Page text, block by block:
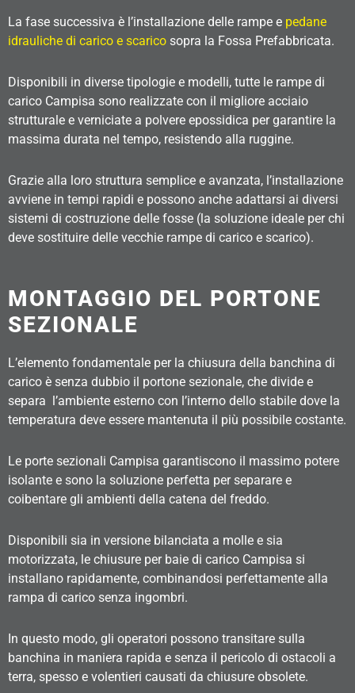
La fase successiva è l’installazione delle rampe e pedane
idrauliche di carico e scarico sopra la Fossa Prefabbricata.
Disponibili in diverse tipologie e modelli, tutte le rampe di
carico Campisa sono realizzate con il migliore acciaio
strutturale e verniciate a polvere epossidica per garantire la
massima durata nel tempo, resistendo alla ruggine.
Grazie alla loro struttura semplice e avanzata, l’installazione
avviene in tempi rapidi e possono anche adattarsi ai diversi
sistemi di costruzione delle fosse (la soluzione ideale per chi
deve sostituire delle vecchie rampe di carico e scarico).
MONTAGGIO DEL PORTONE
SEZIONALE
L’elemento fondamentale per la chiusura della banchina di
carico è senza dubbio il portone sezionale, che divide e
separa l’ambiente esterno con l’interno dello stabile dove la
temperatura deve essere mantenuta il più possibile costante.
Le porte sezionali Campisa garantiscono il massimo potere
isolante e sono la soluzione perfetta per separare e
coibentare gli ambienti della catena del freddo.
Disponibili sia in versione bilanciata a molle e sia
motorizzata, le chiusure per baie di carico Campisa si
installano rapidamente, combinandosi perfettamente alla
rampa di carico senza ingombri.
In questo modo, gli operatori possono transitare sulla
banchina in maniera rapida e senza il pericolo di ostacoli a
terra, spesso e volentieri causati da chiusure obsolete.